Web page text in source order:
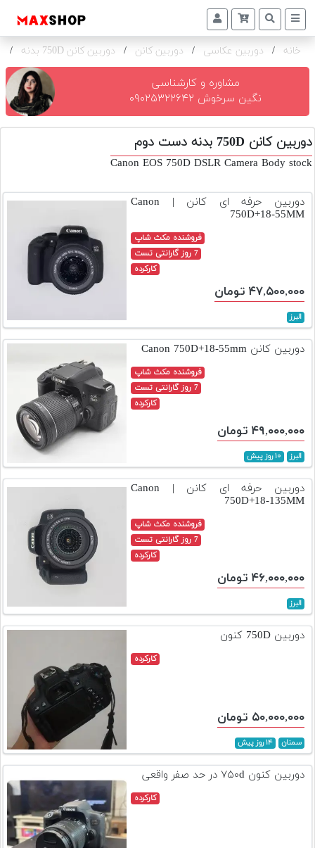
دوربین
و
تجهیزات
و
اکسسوری
دوم
دوربین
و
تجهیزات
مکث
دست
دوم
لیست
قیمت
دوربین
خانه / دوربین عکاسی / دوربین کانن / دوربین کانن 750D بدنه /
مشاوره و کارشناسی
نگین سرخوش ۰۹۰۲۵۳۲۲۶۴۲
دوربین کانن 750D بدنه دست دوم
Canon EOS 750D DSLR Camera Body stock
دوربین حرفه ای کانن | Canon
750D+18-55MM
فروشنده مکث شاپ
7 روز گارانتی تست
کارکرده
۴۷,۵۰۰,۰۰۰ تومان
البرز
دوربین کانن Canon 750D+18-55mm
فروشنده مکث شاپ
7 روز گارانتی تست
کارکرده
۴۹,۰۰۰,۰۰۰ تومان
البرز ۱۰ روز پیش
دوربین حرفه ای کانن | Canon
750D+18-135MM
فروشنده مکث شاپ
7 روز گارانتی تست
کارکرده
۴۶,۰۰۰,۰۰۰ تومان
البرز
دوربین 750D کنون
کارکرده
۵۰,۰۰۰,۰۰۰ تومان
سمنان ۱۴ روز پیش
دوربین کنون ۷۵۰d در حد صفر واقعی
کارکرده